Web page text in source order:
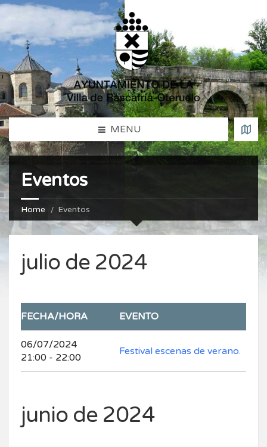
MENU
Eventos
Home Eventos
julio de 2024
FECHA/HORA EVENTO
06/07/2024
21:00 - 22:00
Festival escenas de verano.
junio de 2024